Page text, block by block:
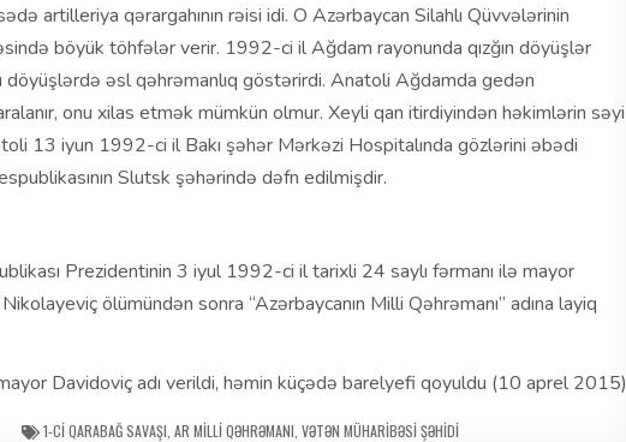
artilleriya qərargahının rəisi idi. O Azərbaycan Silahlı Qüvvələrinin
böyük töhfələr verir. 1992-ci il Ağdam rayonunda qızğın döyüşlər
əsl qəhrəmanlıq göstərirdi. Anatoli Ağdamda gedən
onu xilas etmək mümkün olmur. Xeyli qan itirdiyindən həkimlərin səyi
13 iyun 1992-ci il Bakı şəhər Mərkəzi Hospitalında gözlərini əbədi
Slutsk şəhərində dəfn edilmişdir.
Prezidentinin 3 iyul 1992-ci il tarixli 24 saylı fərmanı ilə mayor
ölümündən sonra “Azərbaycanın Milli Qəhrəmanı” adına layiq
Davidoviç adı verildi, həmin küçədə barelyefi qoyuldu (10 aprel 2015)
1-CI QARABAĞ SAVAŞI ,AR MILLI QƏHRƏMANI ,VƏTƏN MÜHARIBƏSI ŞƏHIDI